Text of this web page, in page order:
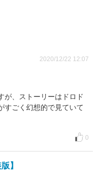
2020/12/22 12:07
が、ストーリーはドロド
すごく幻想的で見ていて
0
】